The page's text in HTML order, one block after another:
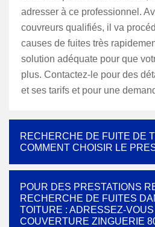
adresser à ce professionnel.
couvreurs qualifiés, il va
causes de fuites très
solution adéquate pour que
plus. Contactez-le pour des
et ses tarifs et pour une
RECHERCHE DE FUITE DE
COMMENT CHOISIR LE
POUR DES PRESTATIONS
RECHERCHE DE FUITES
TOITURE : ADRESSEZ-VOUS
COUVERTURE ZINGUERIE